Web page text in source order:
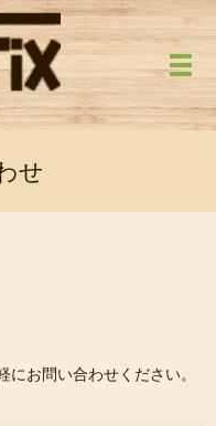
メ
せ
お問い合わせください。